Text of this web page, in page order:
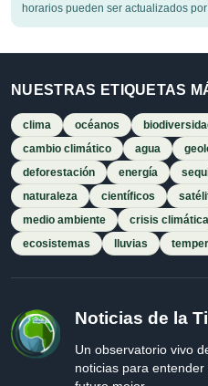
horarios pueden ser actualizados
NUESTRAS ETIQUETAS
clima océanos
cambio climático
agua
deforestación
energía
naturaleza
científicos
medio ambiente
crisis climática
ecosistemas
lluvias
Noticias de la
Un observatorio vivo
noticias para